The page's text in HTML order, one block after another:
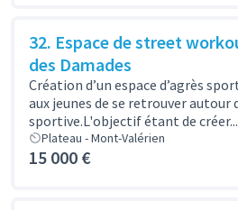
32. Espace de street
des Damades
Création d’un espace d’agrès
aux jeunes de se retrouver autour
sportive.L'objectif étant de créer...
Plateau - Mont-Valérien
15 000 €